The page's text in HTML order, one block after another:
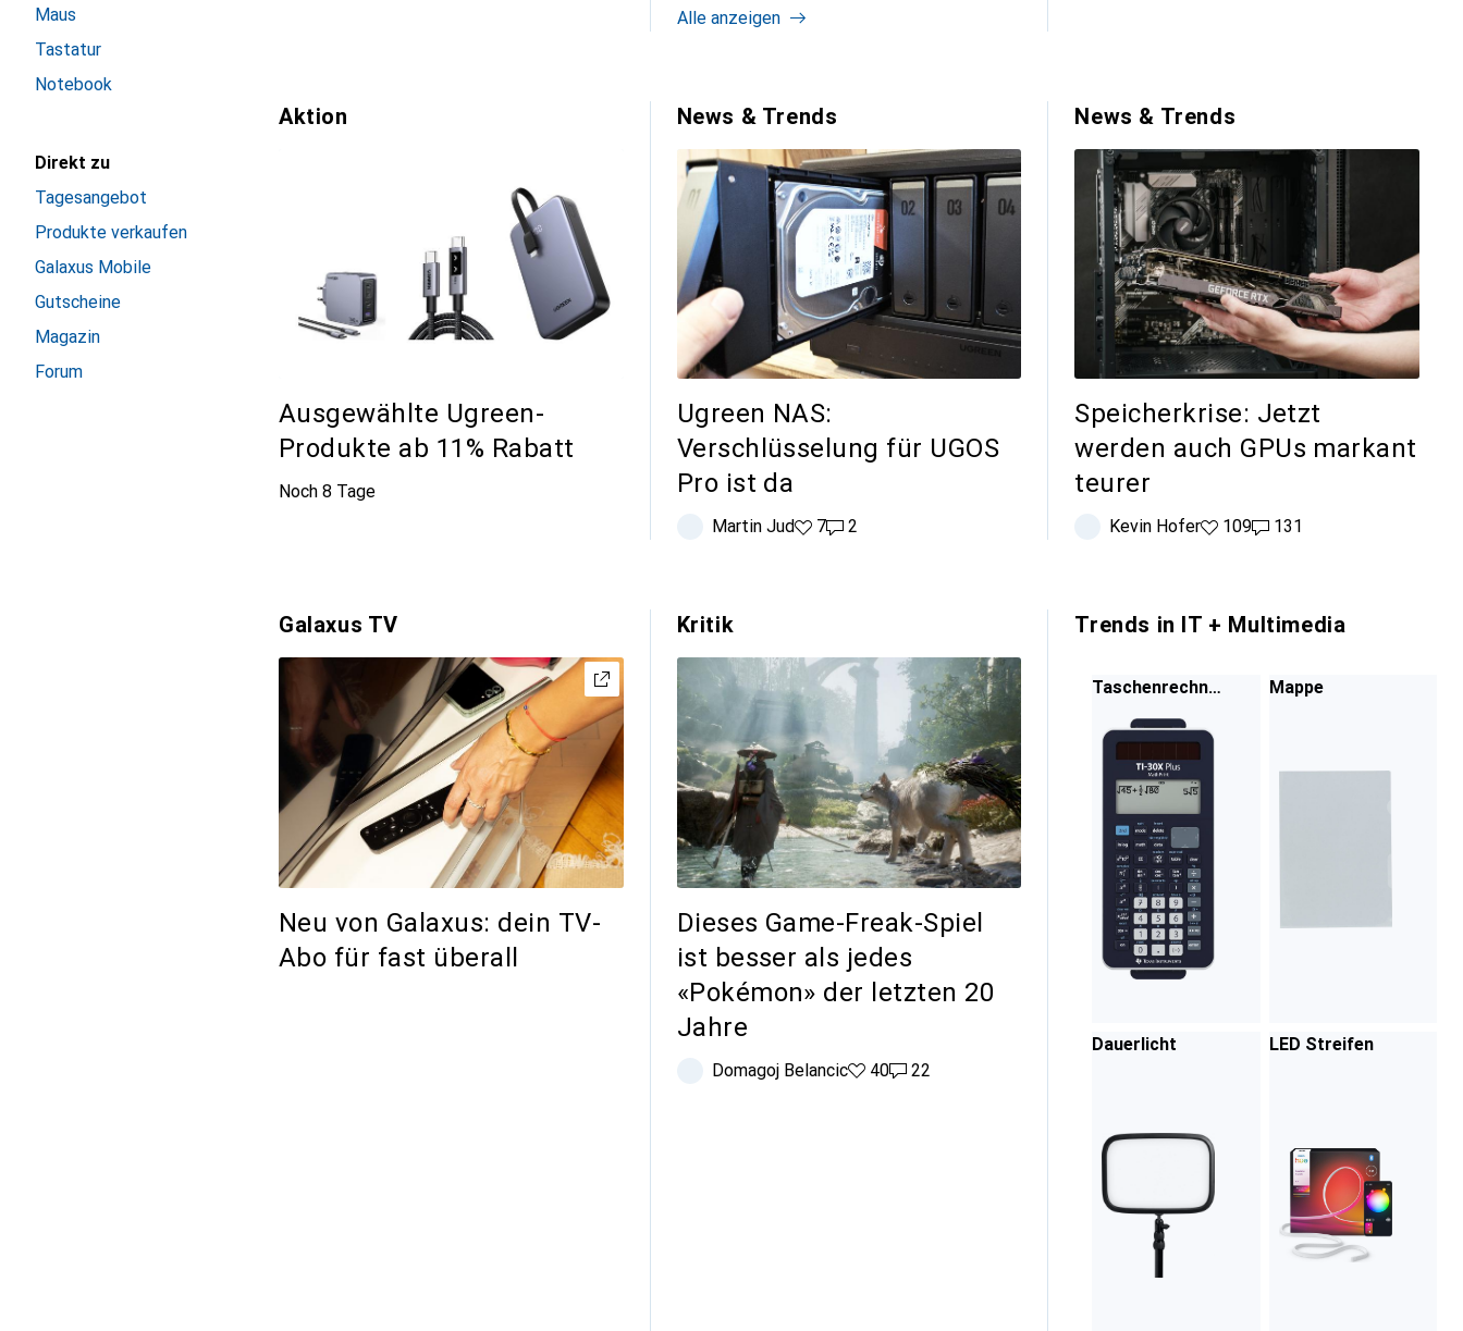
Maus
Tastatur
Notebook
Direkt zu
Tagesangebot
Produkte verkaufen
Galaxus Mobile
Gutscheine
Magazin
Forum
Alle anzeigen
Aktion
Ausgewählte Ugreen-
Produkte ab 11% Rabatt
Noch 8 Tage
News & Trends
Ugreen NAS:
Verschlüsselung für UGOS
Pro ist da
Martin Jud7 Likes
72 Kommentare
2
News & Trends
Speicherkrise: Jetzt
werden auch GPUs markant
teurer
Kevin Hofer109 Likes
109131 Kommentare
131
Galaxus TV
Neu von Galaxus: dein TV-
Abo für fast überall
Kritik
Dieses Game-Freak-Spiel
ist besser als jedes
«Pokémon» der letzten 20
Jahre
Domagoj Belancic40 Likes
4022 Kommentare
22
Trends in IT + Multimedia
Taschenrechne
Mappe
Dauerlicht LED Streifen